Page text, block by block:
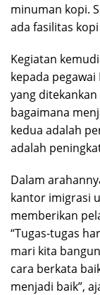
minuman kopi.
ada fasilitas
Kegiatan
kepada
yang
bagaimana
kedua adalah
adalah
Dalam
kantor imigrasi
memberikan
“Tugas-tugas
mari kita
cara berkata
menjadi baik”,